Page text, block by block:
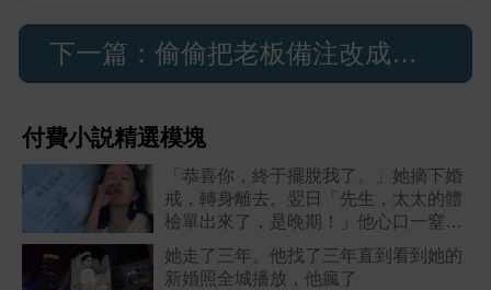
下一篇：偷偷把老板備注改成老公后
付費小説精選模塊
「恭喜你，終于擺脫我了。」她摘下婚
戒，轉身離去。翌日「先生，太太的體
檢單出來了，是晚期！」他心口一窒，
拔腿追去。
她走了三年。他找了三年直到看到她的
新婚照全城播放，他瘋了